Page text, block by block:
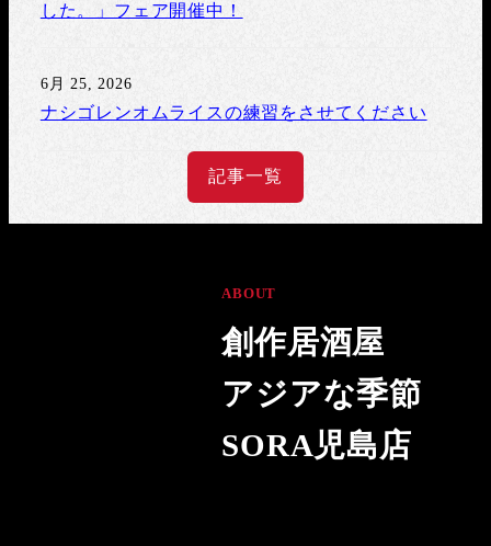
した。」フェア開催中！
ナシゴレンオムライスの練習をさせてください
投稿日
6月 25, 2026
記事一覧
ABOUT
創作居酒屋
アジアな季節
SORA児島店